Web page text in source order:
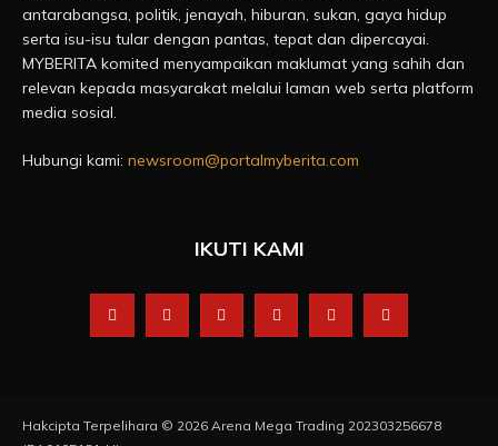
antarabangsa, politik, jenayah, hiburan, sukan, gaya hidup
serta isu-isu tular dengan pantas, tepat dan dipercayai.
MYBERITA komited menyampaikan maklumat yang sahih dan
relevan kepada masyarakat melalui laman web serta platform
media sosial.
Hubungi kami: newsroom@portalmyberita.com
IKUTI KAMI
Hakcipta Terpelihara © 2026 Arena Mega Trading 202303256678